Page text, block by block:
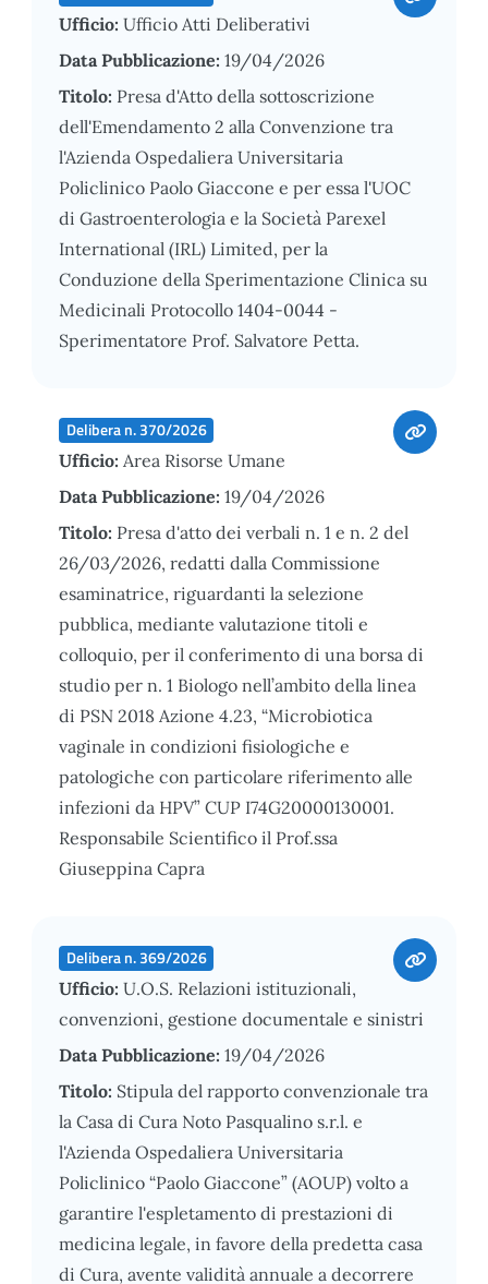
Ufficio: Ufficio Atti Deliberativi
Data Pubblicazione: 19/04/2026
Titolo: Presa d'Atto della sottoscrizione
dell'Emendamento 2 alla Convenzione tra
l'Azienda Ospedaliera Universitaria
Policlinico Paolo Giaccone e per essa l'UOC
di Gastroenterologia e la Società Parexel
International (IRL) Limited, per la
Conduzione della Sperimentazione Clinica su
Medicinali Protocollo 1404-0044 -
Sperimentatore Prof. Salvatore Petta.
Delibera n. 370/2026
Ufficio: Area Risorse Umane
Data Pubblicazione: 19/04/2026
Titolo: Presa d'atto dei verbali n. 1 e n. 2 del
26/03/2026, redatti dalla Commissione
esaminatrice, riguardanti la selezione
pubblica, mediante valutazione titoli e
colloquio, per il conferimento di una borsa di
studio per n. 1 Biologo nell’ambito della linea
di PSN 2018 Azione 4.23, “Microbiotica
vaginale in condizioni fisiologiche e
patologiche con particolare riferimento alle
infezioni da HPV” CUP I74G20000130001.
Responsabile Scientifico il Prof.ssa
Giuseppina Capra
Delibera n. 369/2026
Ufficio: U.O.S. Relazioni istituzionali,
convenzioni, gestione documentale e sinistri
Data Pubblicazione: 19/04/2026
Titolo: Stipula del rapporto convenzionale tra
la Casa di Cura Noto Pasqualino s.r.l. e
l'Azienda Ospedaliera Universitaria
Policlinico “Paolo Giaccone” (AOUP) volto a
garantire l'espletamento di prestazioni di
medicina legale, in favore della predetta casa
di Cura, avente validità annuale a decorrere